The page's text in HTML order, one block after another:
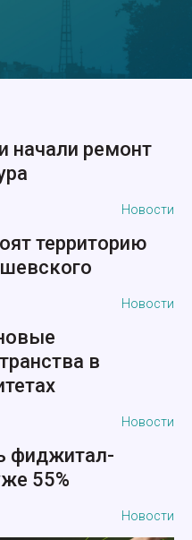
начали ремонт
Новости
территорию
Новости
в
Новости
фиджитал-
55%
Новости